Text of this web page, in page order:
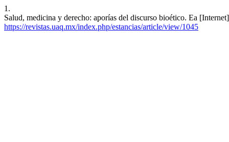
1.
Salud, medicina y derecho: aporías del discurso bioético. Ea
https://revistas.uaq.mx/index.php/estancias/article/view/1045